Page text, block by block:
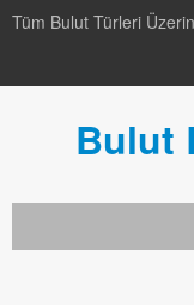
Tüm Bulut Türleri
Bulut